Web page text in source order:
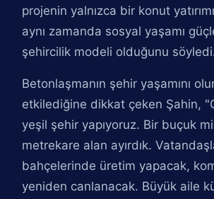
projenin yalnızca bir konut yatırımı
aynı zamanda sosyal yaşamı
şehircilik modeli olduğunu
Betonlaşmanın şehir yaşamını
etkilediğine dikkat çeken Şahin,
yeşil şehir yapıyoruz. Bir buçuk
metrekare alan ayırdık.
bahçelerinde üretim yapacak,
yeniden canlanacak. Büyük aile